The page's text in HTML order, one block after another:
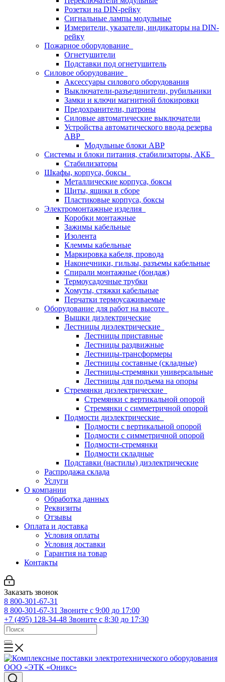
Розетки на DIN-рейку
Сигнальные лампы модульные
Измерители, указатели, индикаторы на DIN-
рейку
Пожарное оборудование
Огнетушители
Подставки под огнетушитель
Силовое оборудование
Аксессуары силового оборудования
Выключатели-разъединители, рубильники
Замки и ключи магнитной блокировки
Предохранители, патроны
Силовые автоматические выключатели
Устройства автоматического ввода резерва
АВР
Модульные блоки АВР
Системы и блоки питания, стабилизаторы, АКБ
Стабилизаторы
Шкафы, корпуса, боксы
Металлические корпуса, боксы
Щиты, ящики в сборе
Пластиковые корпуса, боксы
Электромонтажные изделия
Коробки монтажные
Зажимы кабельные
Изолента
Клеммы кабельные
Маркировка кабеля, провода
Наконечники, гильзы, разъемы кабельные
Спирали монтажные (бондаж)
Термоусадочные трубки
Хомуты, стяжки кабельные
Перчатки термоусаживаемые
Оборудование для работ на высоте
Вышки диэлектрические
Лестницы диэлектрические
Лестницы приставные
Лестницы раздвижные
Лестницы-трансформеры
Лестницы составные (складные)
Лестницы-стремянки универсальные
Лестницы для подъема на опоры
Стремянки диэлектрические
Стремянки с вертикальной опорой
Стремянки с симметричной опорой
Подмости диэлектрические
Подмости с вертикальной опорой
Подмости с симметричной опорой
Подмости-стремянки
Подмости складные
Подставки (настилы) диэлектрические
Распродажа склада
Услуги
О компании
Обработка данных
Реквизиты
Отзывы
Оплата и доставка
Условия оплаты
Условия доставки
Гарантия на товар
Контакты
Заказать звонок
8 800-301-67-31
8 800-301-67-31 Звоните с 9:00 до 17:00
+7 (495) 128-34-48 Звоните с 8:30 до 17:30